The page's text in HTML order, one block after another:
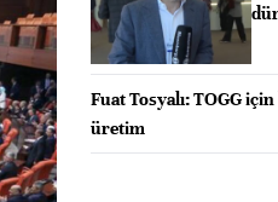
Fuat Tosyalı: TOGG
üretim